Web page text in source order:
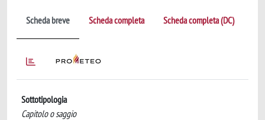
Scheda breve Scheda completa Scheda completa (DC)
Sottotipologia
Capitolo o saggio